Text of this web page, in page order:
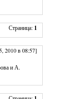
Страница: 1
2010 в 08:57]
и А.